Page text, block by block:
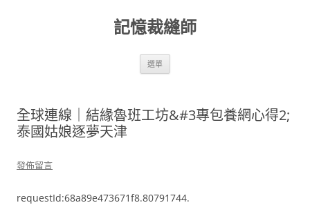
記憶裁縫師
選單
全球連線｜結緣魯班工坊&#3專包養網心得2;
泰國姑娘逐夢天津
發佈留言
requestId:68a89e473671f8.80791744.